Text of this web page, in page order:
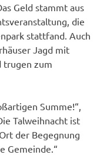
Geld stammt aus
die
stattfand. Auch
Jagd mit
trugen zum
Summe!“,
Talweihnacht ist
der Begegnung
Gemeinde.“